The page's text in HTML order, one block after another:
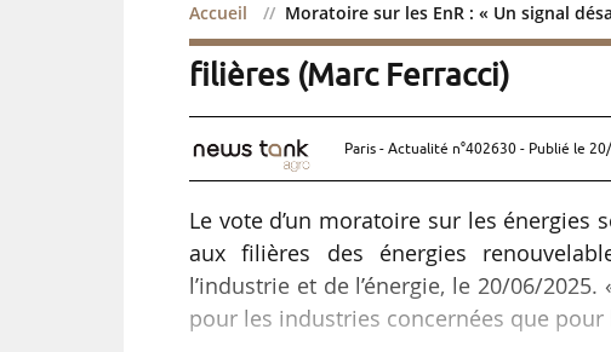
Accueil Moratoire sur les EnR : « Un signal
Moratoire sur les EnR : « Un
filières (Marc Ferracci)
Paris - Actualité n°402630 - Publié le
Le vote d’un moratoire sur les énergies
aux filières des énergies
l’industrie et de l’énergie, le 20/06/
pour les industries concernées que pour